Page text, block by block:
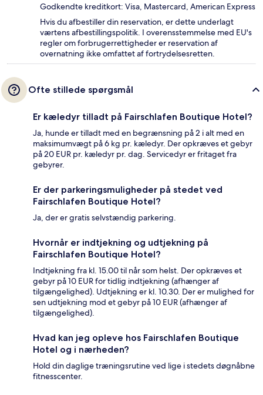
Godkendte kreditkort: Visa, Mastercard, American Express
Hvis du afbestiller din reservation, er dette underlagt
værtens afbestillingspolitik. I overensstemmelse med EU's
regler om forbrugerrettigheder er reservation af
overnatning ikke omfattet af fortrydelsesretten.
Ofte stillede spørgsmål
Er kæledyr tilladt på Fairschlafen Boutique Hotel?
Ja, hunde er tilladt med en begrænsning på 2 i alt med en
maksimumvægt på 6 kg pr. kæledyr. Der opkræves et gebyr
på 20 EUR pr. kæledyr pr. dag. Servicedyr er fritaget fra
gebyrer.
Er der parkeringsmuligheder på stedet ved
Fairschlafen Boutique Hotel?
Ja, der er gratis selvstændig parkering.
Hvornår er indtjekning og udtjekning på
Fairschlafen Boutique Hotel?
Indtjekning fra kl. 15.00 til når som helst. Der opkræves et
gebyr på 10 EUR for tidlig indtjekning (afhænger af
tilgængelighed). Udtjekning er kl. 10.30. Der er mulighed for
sen udtjekning mod et gebyr på 10 EUR (afhænger af
tilgængelighed).
Hvad kan jeg opleve hos Fairschlafen Boutique
Hotel og i nærheden?
Hold din daglige træningsrutine ved lige i stedets døgnåbne
fitnesscenter.